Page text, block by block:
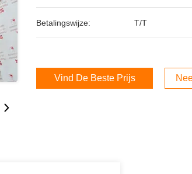
Betalingswijze: T/T
Vind De Beste Prijs